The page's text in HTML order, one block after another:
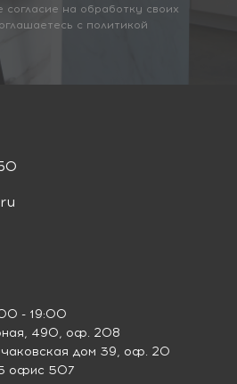
на обработку своих
с политикой
- 19:00
490, оф. 208
дом 39, оф. 20
офис 507